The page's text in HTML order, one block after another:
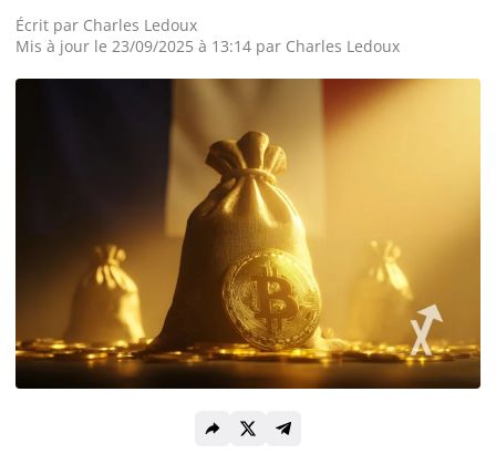
Actualité IA
Acheter Cryptomonnaies
Prédictions
Cryptomonnaies
Bitcoin (BTC)
Écrit par Charles Ledoux
Mis à jour le 23/09/2025 à 13:14 par Charles Ledoux